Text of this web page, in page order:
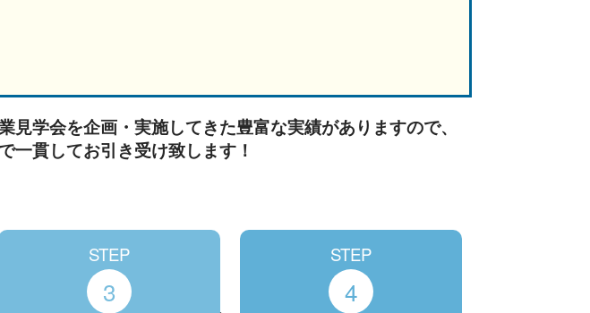
学会を企画・実施してきた豊富な実績がありますので、
一貫してお引き受け致します！
STEP
3
STEP
4